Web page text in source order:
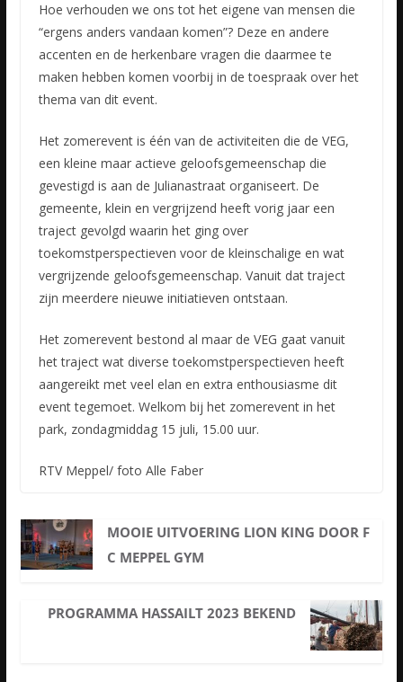
Hoe verhouden we ons tot het eigene van mensen die
“ergens anders vandaan komen”? Deze en andere
accenten en de herkenbare vragen die daarmee te
maken hebben komen voorbij in de toespraak over het
thema van dit event.
Het zomerevent is één van de activiteiten die de VEG,
een kleine maar actieve geloofsgemeenschap die
gevestigd is aan de Julianastraat organiseert. De
gemeente, klein en vergrijzend heeft vorig jaar een
traject gevolgd waarin het ging over
toekomstperspectieven voor de kleinschalige en wat
vergrijzende geloofsgemeenschap. Vanuit dat traject
zijn meerdere nieuwe initiatieven ontstaan.
Het zomerevent bestond al maar de VEG gaat vanuit
het traject wat diverse toekomstperspectieven heeft
aangereikt met veel elan en extra enthousiasme dit
event tegemoet. Welkom bij het zomerevent in het
park, zondagmiddag 15 juli, 15.00 uur.
RTV Meppel/ foto Alle Faber
MOOIE UITVOERING LION KING DOOR F
C MEPPEL GYM
PROGRAMMA HASSAILT 2023 BEKEND